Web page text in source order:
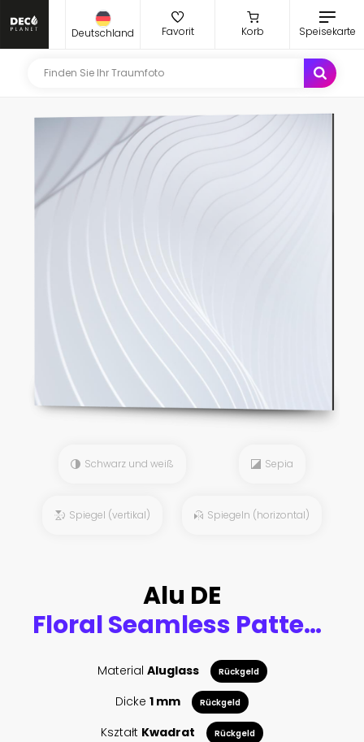
Deutschland Favorit Korb Speisekarte
Schwarz und weiß Sepia
Spiegel (vertikal) Spiegeln (horizontal)
Alu DE
Floral Seamless Pattern
Material Aluglass Rückgeld
Dicke 1 mm Rückgeld
Kształt Kwadrat Rückgeld